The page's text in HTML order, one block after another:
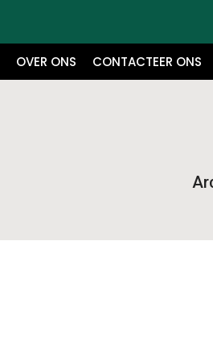
OVER ONS CONTACTEER ONS